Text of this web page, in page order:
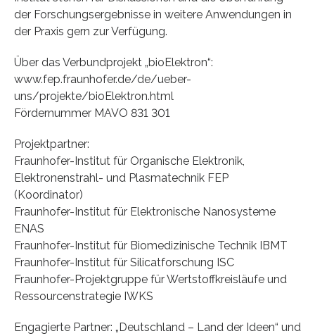
der Forschungsergebnisse in weitere Anwendungen in
der Praxis gern zur Verfügung.
Über das Verbundprojekt „bioElektron“:
www.fep.fraunhofer.de/de/ueber-
uns/projekte/bioElektron.html
Fördernummer MAVO 831 301
Projektpartner:
Fraunhofer-Institut für Organische Elektronik,
Elektronenstrahl- und Plasmatechnik FEP
(Koordinator)
Fraunhofer-Institut für Elektronische Nanosysteme
ENAS
Fraunhofer-Institut für Biomedizinische Technik IBMT
Fraunhofer-Institut für Silicatforschung ISC
Fraunhofer-Projektgruppe für Wertstoffkreisläufe und
Ressourcenstrategie IWKS
Engagierte Partner: „Deutschland – Land der Ideen“ und